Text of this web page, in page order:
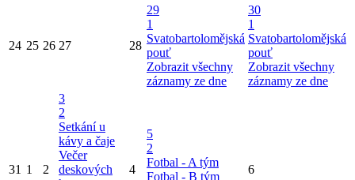
24 25 26 27 28
29
1
Svatobartolomějská
pouť
Zobrazit všechny
záznamy ze dne
30
1
Svatobartolomějská
pouť
Zobrazit všechny
záznamy ze dne
31 1 2
3
2
Setkání u
kávy a čaje
Večer
deskových
4
5
2
Fotbal - A tým
Fotbal - B tým
6